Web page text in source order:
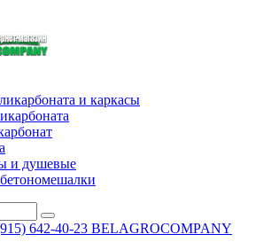
и каркасы
и душевые
642-40-23 BELAGROCOMPANY